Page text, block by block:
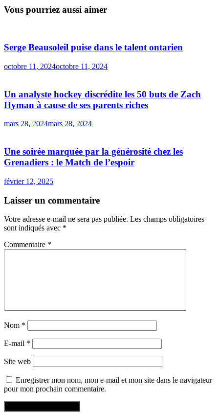
Vous pourriez aussi aimer
Serge Beausoleil puise dans le talent ontarien
octobre 11, 2024octobre 11, 2024
Un analyste hockey discrédite les 50 buts de Zach
Hyman à cause de ses parents riches
mars 28, 2024mars 28, 2024
Une soirée marquée par la générosité chez les
Grenadiers : le Match de l’espoir
février 12, 2025
Laisser un commentaire
Votre adresse e-mail ne sera pas publiée. Les champs obligatoires
sont indiqués avec *
Commentaire *
Nom *
E-mail *
Site web
Enregistrer mon nom, mon e-mail et mon site dans le navigateur
pour mon prochain commentaire.